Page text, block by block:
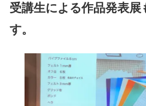
受講生による作品発表展
す。